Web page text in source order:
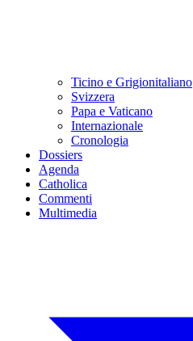
Ticino e Grigionitaliano
Svizzera
Papa e Vaticano
Internazionale
Cronologia
Dossiers
Agenda
Catholica
Commenti
Multimedia